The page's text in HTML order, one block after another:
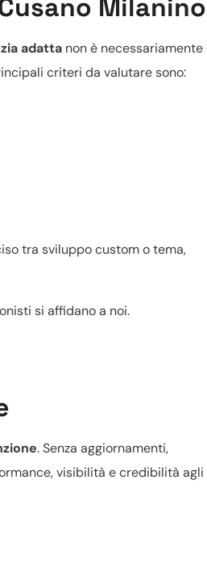
Milanino
adatta non è necessariamente
criteri da valutare sono:
tra sviluppo custom o tema,
si affidano a noi.
. Senza aggiornamenti,
visibilità e credibilità agli